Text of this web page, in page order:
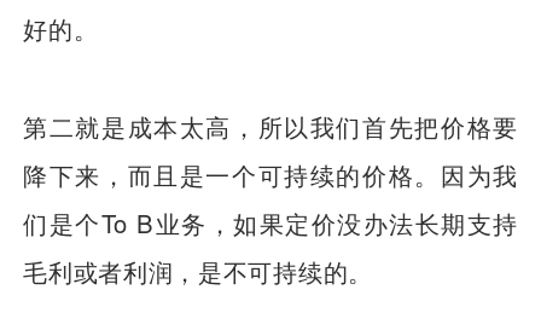
好的。
第二就是成本太高，所以我们首先把价格要
降下来，而且是一个可持续的价格。因为我
们是个To B业务，如果定价没办法长期支持
毛利或者利润，是不可持续的。